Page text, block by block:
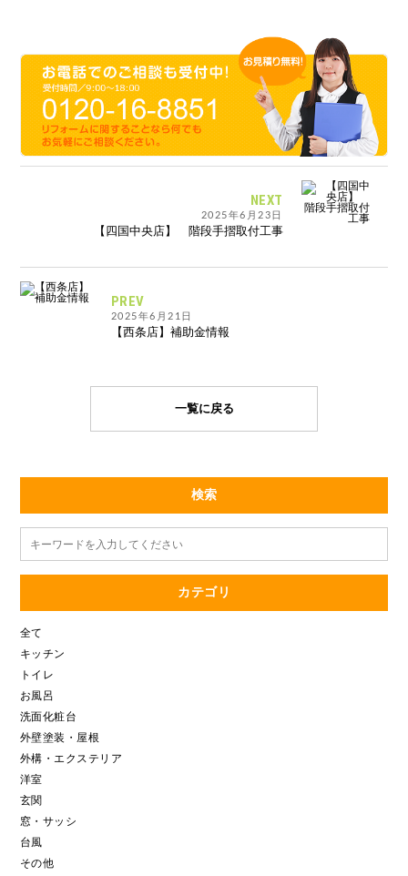
PREV
2025年6月21日
【西条店】補助金情報
NEXT
2025年6月23日
【四国中央店】 階段手摺取付工事
一覧に戻る
検索
カテゴリ
全て
キッチン
トイレ
お風呂
洗面化粧台
外壁塗装・屋根
外構・エクステリア
洋室
玄関
窓・サッシ
台風
その他